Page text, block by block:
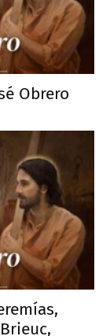
Obrero